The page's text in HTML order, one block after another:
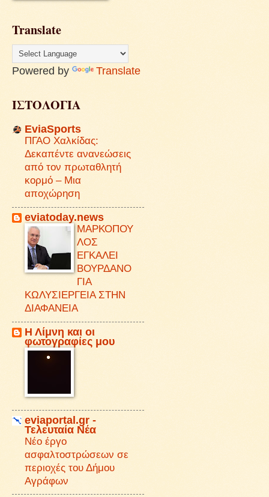
Translate
Powered by Translate
ΙΣΤΟΛΟΓΙΑ
EviaSports
ΠΓΑΟ Χαλκίδας:
Δεκαπέντε ανανεώσεις
από τον πρωταθλητή
κορμό – Μια
αποχώρηση
eviatoday.news
ΜΑΡΚΟΠΟΥ
ΛΟΣ
ΕΓΚΑΛΕΙ
ΒΟΥΡΔΑΝΟ
ΓΙΑ
ΚΩΛΥΣΙΕΡΓΕΙΑ ΣΤΗΝ
ΔΙΑΦΑΝΕΙΑ
Η Λίμνη και οι
φωτογραφίες μου
eviaportal.gr -
Τελευταία Νέα
Νέο έργο
ασφαλτοστρώσεων σε
περιοχές του Δήμου
Αγράφων